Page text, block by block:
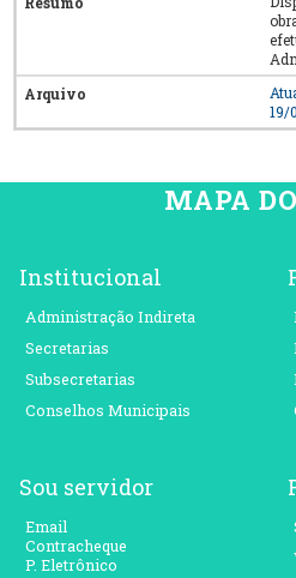
19/
MAPA
Institucional
Administração Indireta
Secretarias
Subsecretarias
Conselhos Municipais
Sou servidor
Email
Contracheque
P. Eletrônico